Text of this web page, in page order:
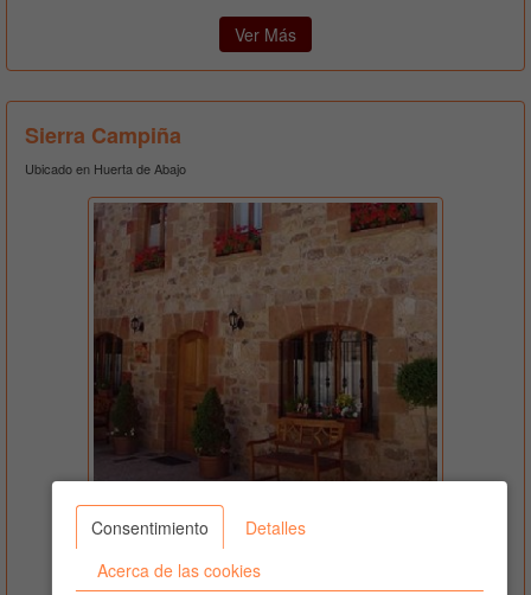
Ver Más
Sierra Campiña
Ubicado en Huerta de Abajo
686828675
Consentimiento
Detalles
Acerca de las cookies